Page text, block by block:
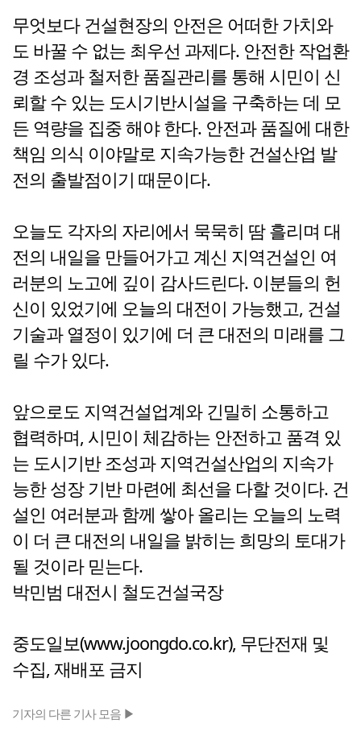
무엇보다 건설현장의 안전은 어떠한 가치와
도 바꿀 수 없는 최우선 과제다. 안전한 작업환
경 조성과 철저한 품질관리를 통해 시민이 신
뢰할 수 있는 도시기반시설을 구축하는 데 모
든 역량을 집중 해야 한다. 안전과 품질에 대한
책임 의식 이야말로 지속가능한 건설산업 발
전의 출발점이기 때문이다.
오늘도 각자의 자리에서 묵묵히 땀 흘리며 대
전의 내일을 만들어가고 계신 지역건설인 여
러분의 노고에 깊이 감사드린다. 이분들의 헌
신이 있었기에 오늘의 대전이 가능했고, 건설
기술과 열정이 있기에 더 큰 대전의 미래를 그
릴 수가 있다.
앞으로도 지역건설업계와 긴밀히 소통하고
협력하며, 시민이 체감하는 안전하고 품격 있
는 도시기반 조성과 지역건설산업의 지속가
능한 성장 기반 마련에 최선을 다할 것이다. 건
설인 여러분과 함께 쌓아 올리는 오늘의 노력
이 더 큰 대전의 내일을 밝히는 희망의 토대가
될 것이라 믿는다.
박민범 대전시 철도건설국장
중도일보(www.joongdo.co.kr), 무단전재 및
수집, 재배포 금지
기자의 다른 기사 모음 ▶